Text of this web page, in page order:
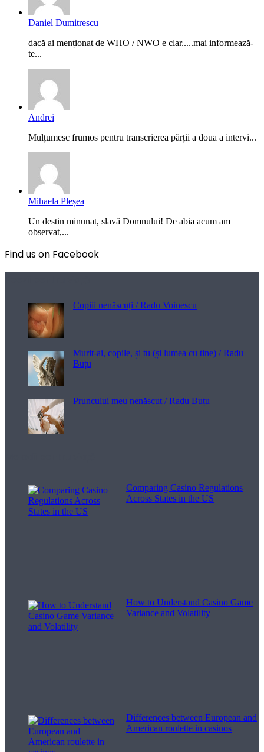
Daniel Dumitrescu
dacă ai menționat de WHO / NWO e clar.....mai informează-
te...
Andrei
Mulțumesc frumos pentru transcrierea părții a doua a intervi...
Mihaela Pleșea
Un destin minunat, slavă Domnului! De abia acum am
observat,...
Find us on Facebook
Copiii nenăscuți / Radu Voinescu
Murit-ai, copile, și tu (și lumea cu tine) / Radu
Buțu
Pruncului meu nenăscut / Radu Buțu
Comparing Casino Regulations
Across States in the US
How to Understand Casino Game
Variance and Volatility
Differences between European and
American roulette in casinos